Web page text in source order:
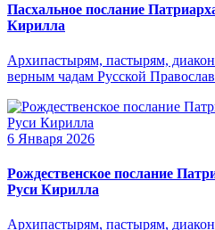
Пасхальное послание
Кирилла
Архипастырям, пастырям,
верным чадам Русской
6 Января 2026
Рождественское послание
Руси Кирилла
Архипастырям, пастырям,